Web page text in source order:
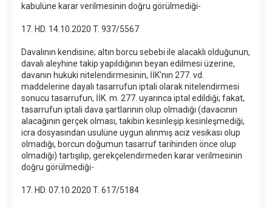
kabulüne karar verilmesinin doğru görülmediği-
17. HD. 14.10.2020 T. 937/5567
Davalının kendisine; altın borcu sebebi ile alacaklı olduğunun,
davalı aleyhine takip yapıldığının beyan edilmesi üzerine,
davanın hukuki nitelendirmesinin, İİK'nın 277. vd.
maddelerine dayalı tasarrufun iptali olarak nitelendirmesi
sonucu tasarrufun, İİK. m. 277. uyarınca iptal edildiği; fakat,
tasarrufun iptali dava şartlarının olup olmadığı (davacının
alacağının gerçek olması, takibin kesinleşip kesinleşmediği,
icra dosyasından usulüne uygun alınmış aciz vesikası olup
olmadığı, borcun doğumun tasarruf tarihinden önce olup
olmadığı) tartışılıp, gerekçelendirmeden karar verilmesinin
doğru görülmediği-
17. HD. 07.10.2020 T. 617/5184